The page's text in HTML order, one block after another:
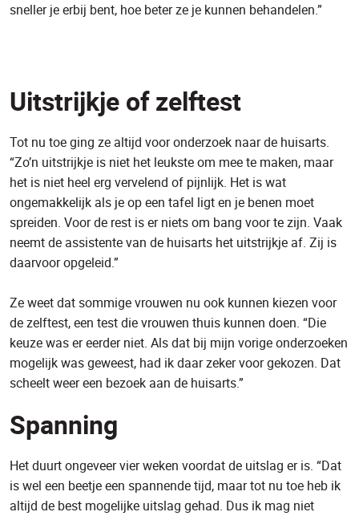
sneller je erbij bent, hoe beter ze je kunnen behandelen.”
Uitstrijkje of zelftest
Tot nu toe ging ze altijd voor onderzoek naar de huisarts.
“Zo’n uitstrijkje is niet het leukste om mee te maken, maar
het is niet heel erg vervelend of pijnlijk. Het is wat
ongemakkelijk als je op een tafel ligt en je benen moet
spreiden. Voor de rest is er niets om bang voor te zijn. Vaak
neemt de assistente van de huisarts het uitstrijkje af. Zij is
daarvoor opgeleid.”
Ze weet dat sommige vrouwen nu ook kunnen kiezen voor
de zelftest, een test die vrouwen thuis kunnen doen. “Die
keuze was er eerder niet. Als dat bij mijn vorige onderzoeken
mogelijk was geweest, had ik daar zeker voor gekozen. Dat
scheelt weer een bezoek aan de huisarts.”
Spanning
Het duurt ongeveer vier weken voordat de uitslag er is. “Dat
is wel een beetje een spannende tijd, maar tot nu toe heb ik
altijd de best mogelijke uitslag gehad. Dus ik mag niet